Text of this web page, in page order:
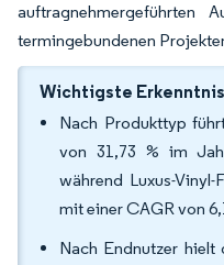
auftragnehmergeführten
termingebundenen
Wichtigste
Nach Produkttyp
von 31,73 % im
während Luxus-
mit einer CAGR von
Nach Endnutzer hielt